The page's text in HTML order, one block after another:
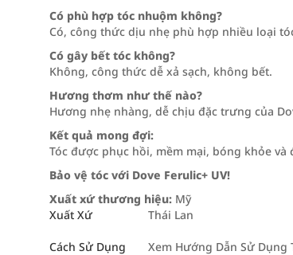
Có phù hợp tóc nhuộm không?
Có, công thức dịu nhẹ phù hợp nhiều loại
Có gây bết tóc không?
Không, công thức dễ xả sạch, không bết.
Hương thơm như thế nào?
Hương nhẹ nhàng, dễ chịu đặc trưng của
Kết quả mong đợi:
Tóc được phục hồi, mềm mại, bóng khỏe và
Bảo vệ tóc với Dove Ferulic+ UV!
Xuất xứ thương hiệu: Mỹ
Xuất Xứ
Thái Lan
Cách Sử Dụng Xem Hướng Dẫn Sử Dụng